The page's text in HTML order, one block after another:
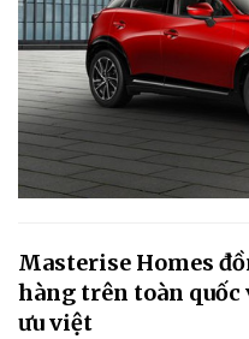
Masterise Homes
hàng trên toàn
ưu việt